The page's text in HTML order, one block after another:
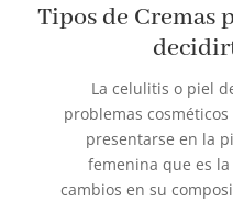
Tipos de Cremas
La celulitis o piel
problemas
presentarse en la
femenina que es
cambios en su